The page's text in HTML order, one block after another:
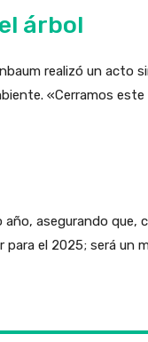
árbol
realizó un acto
«Cerramos
asegurando que,
el 2025; será un